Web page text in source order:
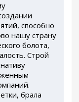
способно
нашу страну
болота,
Строй
брала